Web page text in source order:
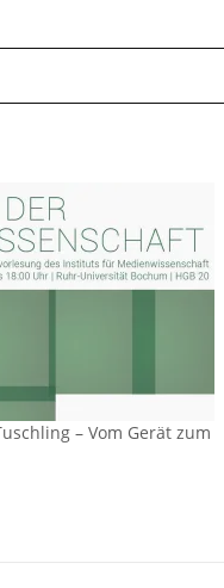
– Vom Gerät zum